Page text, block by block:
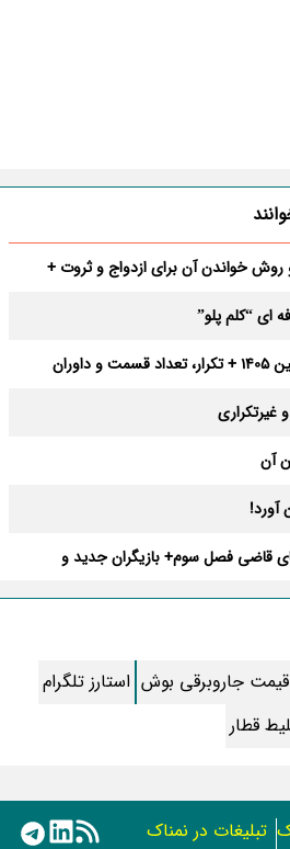
خواندن آن برای ازدواج و ثروت +
ای “کلم پلو”
غیرتکراری
آن
قاضی فصل سوم+ بازیگران جدید و
خوشمزه و لذیذ + آموزش تصویری
مرغ فوری + آموزش تصویری پنه
ظاهر شد !
قیمت جاروبرقی بوش استارز تلگرام
قطار
تبلیغات در نمناک